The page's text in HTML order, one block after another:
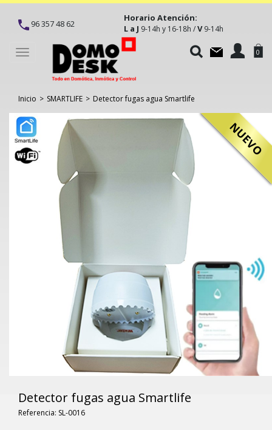
96 357 48 62
Horario Atención:
L a J 9-14h y 16-18h /V9-14h
Toggle
navigation
0
Inicio > SMARTLIFE > Detector fugas agua Smartlife
NUEVO
Detector fugas agua Smartlife
Referencia: SL-0016